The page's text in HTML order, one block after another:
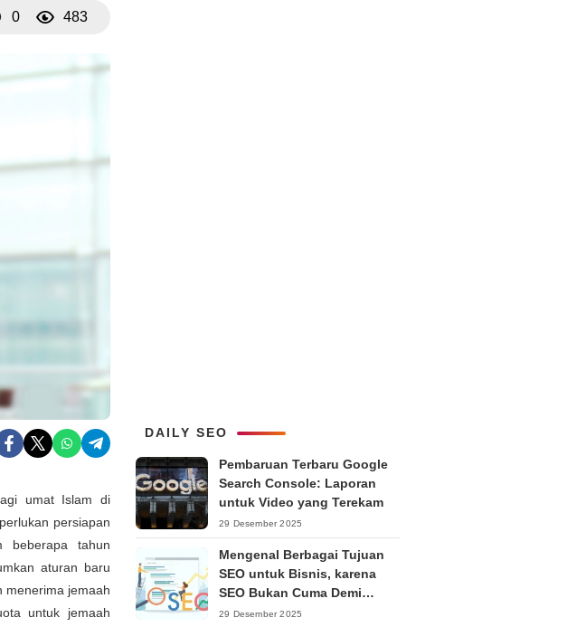
0 483
umat Islam di
persiapan
beberapa tahun
aturan baru
menerima jemaah
untuk jemaah
DAILY SEO
Pembaruan Terbaru Google
Search Console: Laporan
untuk Video yang Terekam
29 Desember 2025
Mengenal Berbagai Tujuan
SEO untuk Bisnis, karena
SEO Bukan Cuma Demi
Ranking
29 Desember 2025